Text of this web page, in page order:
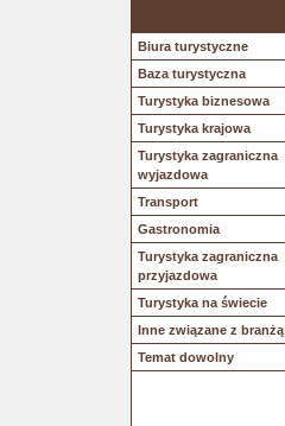
Biura turystyczne
Baza turystyczna
Turystyka biznesowa
Turystyka krajowa
Turystyka zagraniczna
wyjazdowa
Transport
Gastronomia
Turystyka zagraniczna
przyjazdowa
Turystyka na świecie
Inne związane z branżą
Temat dowolny